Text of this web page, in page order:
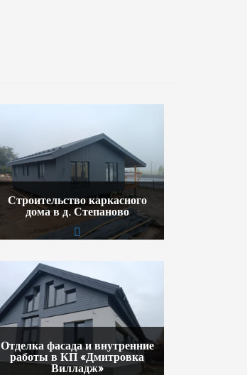
Строительство каркасного
дома в д. Степаново
Отделка фасада и внутренние
работы в КП «Дмитровка
Вилладж»